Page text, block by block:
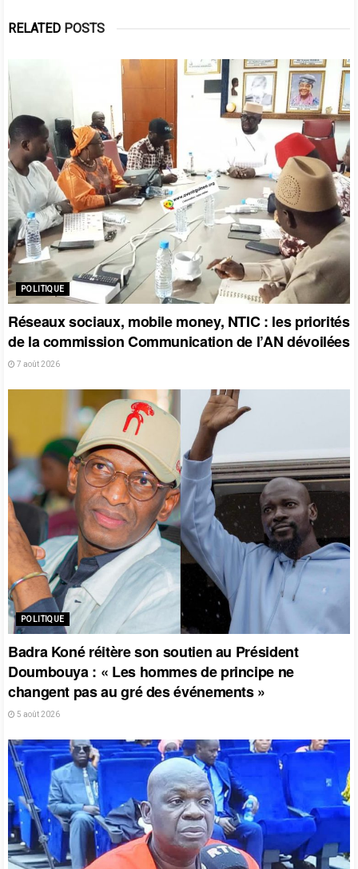
RELATED POSTS
POLITIQUE
Réseaux sociaux, mobile money, NTIC : les priorités
de la commission Communication de l’AN dévoilées
7 août 2026
POLITIQUE
Badra Koné réitère son soutien au Président
Doumbouya : « Les hommes de principe ne
changent pas au gré des événements »
5 août 2026